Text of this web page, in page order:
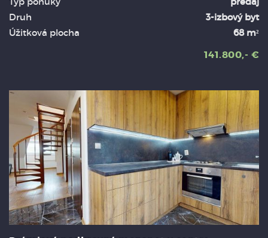
Druh
3-izbový byt
Úžitková plocha
68 m²
141.800,- €